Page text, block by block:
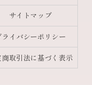
サイトマップ
ライバシーポリシー
商取引法に基づく表示